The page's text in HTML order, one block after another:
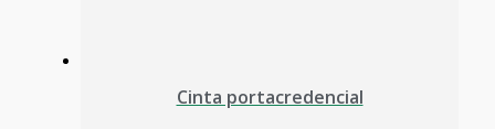
Cinta portacredencial